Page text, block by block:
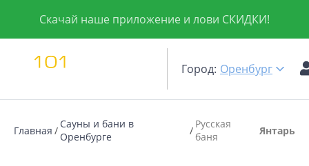
Скачай наше приложение и лови СКИДКИ!
Город: Оренбург
Главная
Сауны и бани в
Оренбурге
Русская
баня
Янтарь